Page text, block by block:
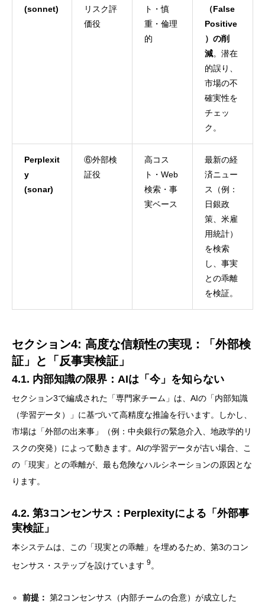
(sonnet)
リスク評
価役
ト・慎
重・倫理
的
（False
Positive
）の削
減。潜在
的誤り、
市場の不
確実性を
チェッ
ク。
Perplexit
y
(sonar)
⑥外部検
証役
高コス
ト・Web
検索・事
実ベース
最新の経
済ニュー
ス（例：
日銀政
策、米雇
用統計）
を検索
し、事実
との乖離
を検証。
セクション4: 高度な信頼性の実現：「外部検
証」と「反事実検証」
4.1. 内部知識の限界：AIは「今」を知らない
セクション3で編成された「専門家チーム」は、AIの「内部知識
（学習データ）」に基づいて高精度な推論を行います。しかし、
市場は「外部の出来事」（例：中央銀行の緊急介入、地政学的リ
スクの突発）によって動きます。AIの学習データが古い場合、こ
の「現実」との乖離が、最も危険なハルシネーションの原因とな
ります。
4.2. 第3コンセンサス：Perplexityによる「外部事
実検証」
本システムは、この「現実との乖離」を埋めるため、第3のコン
センサス・ステップを設けています 9。
前提： 第2コンセンサス（内部チームの合意）が成立した